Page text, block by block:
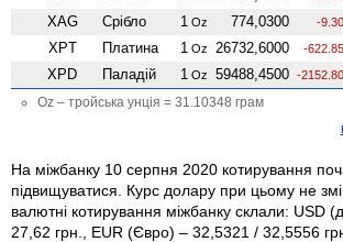
XAG Срібло 1 Oz 774,0300 -
XPT Платина 1 Oz 26732,6000 -
XPD Паладій 1 Oz 59488,4500 -
Oz – тройська унція = 31.10348 грам
На міжбанку 10 серпня 2020 котирування
підвищуватися. Курс долару при цьому не
валютні котирування міжбанку склали:
27,62 грн., EUR (Євро) – 32,5321 / 32,5556